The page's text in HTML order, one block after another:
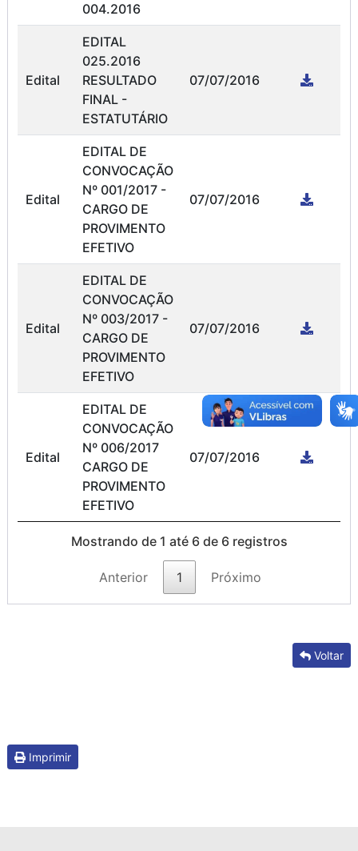
004.2016
Edital
EDITAL
025.2016
RESULTADO
FINAL -
ESTATUTÁRIO
07/07/2016
Edital
EDITAL DE
CONVOCAÇÃO
Nº 001/2017 -
CARGO DE
PROVIMENTO
EFETIVO
07/07/2016
Edital
EDITAL DE
CONVOCAÇÃO
Nº 003/2017 -
CARGO DE
PROVIMENTO
EFETIVO
07/07/2016
Edital
EDITAL DE
CONVOCAÇÃO
Nº 006/2017
CARGO DE
PROVIMENTO
EFETIVO
07/07/2016
Mostrando de 1 até 6 de 6 registros
Anterior 1 Próximo
Voltar
Imprimir